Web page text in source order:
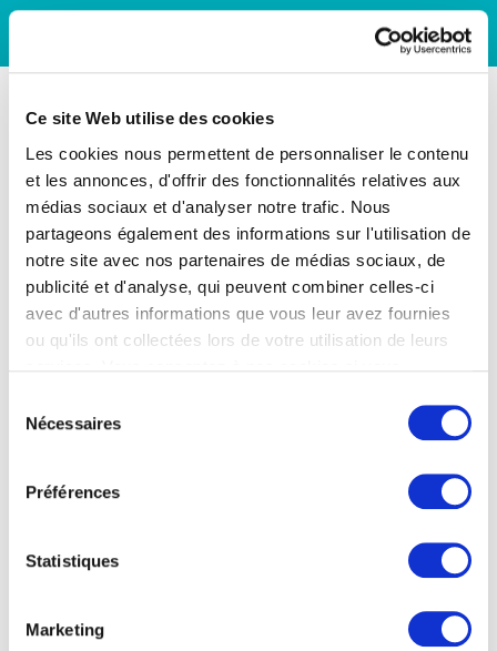
Ce site Web utilise des cookies
Les cookies nous permettent de personnaliser le contenu
et les annonces, d'offrir des fonctionnalités relatives aux
médias sociaux et d'analyser notre trafic. Nous
partageons également des informations sur l'utilisation de
notre site avec nos partenaires de médias sociaux, de
publicité et d'analyse, qui peuvent combiner celles-ci
avec d'autres informations que vous leur avez fournies
ou qu'ils ont collectées lors de votre utilisation de leurs
Nécessaires
Préférences
Statistiques
Marketing